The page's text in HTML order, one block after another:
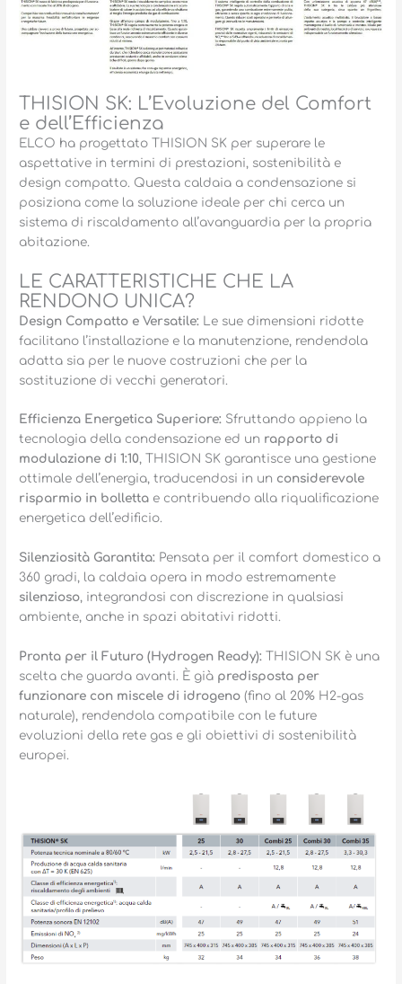
THISION SK: L’Evoluzione del Comfort
e dell’Efficienza
ELCO ha progettato THISION SK per superare le
aspettative in termini di prestazioni, sostenibilità e
design compatto. Questa caldaia a condensazione si
posiziona come la soluzione ideale per chi cerca un
sistema di riscaldamento all’avanguardia per la propria
abitazione.
LE CARATTERISTICHE CHE LA
RENDONO UNICA?
Design Compatto e Versatile: Le sue dimensioni ridotte
facilitano l’installazione e la manutenzione, rendendola
adatta sia per le nuove costruzioni che per la
sostituzione di vecchi generatori.
Efficienza Energetica Superiore: Sfruttando appieno la
tecnologia della condensazione ed un rapporto di
modulazione di 1:10, THISION SK garantisce una gestione
ottimale dell’energia, traducendosi in un considerevole
risparmio in bolletta e contribuendo alla riqualificazione
energetica dell’edificio.
Silenziosità Garantita: Pensata per il comfort domestico a
360 gradi, la caldaia opera in modo estremamente
silenzioso, integrandosi con discrezione in qualsiasi
ambiente, anche in spazi abitativi ridotti.
Pronta per il Futuro (Hydrogen Ready): THISION SK è una
scelta che guarda avanti. È già predisposta per
funzionare con miscele di idrogeno (fino al 20% H2-gas
naturale), rendendola compatibile con le future
evoluzioni della rete gas e gli obiettivi di sostenibilità
europei.